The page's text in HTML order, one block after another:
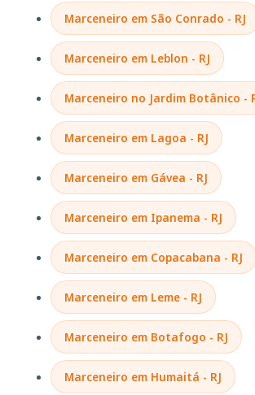
Marceneiro em São Conrado - RJ
Marceneiro em Leblon - RJ
Marceneiro no Jardim Botânico -
Marceneiro em Lagoa - RJ
Marceneiro em Gávea - RJ
Marceneiro em Ipanema - RJ
Marceneiro em Copacabana - RJ
Marceneiro em Leme - RJ
Marceneiro em Botafogo - RJ
Marceneiro em Humaitá - RJ